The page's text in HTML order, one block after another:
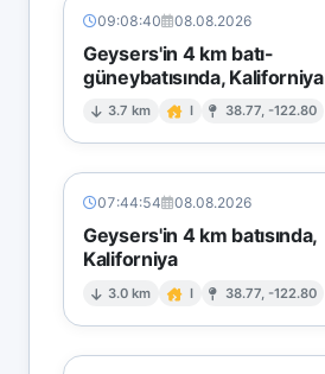
09:08:40 08.08.2026
Geysers'in 4 km batı-
güneybatısında, Kaliforniya
3.7 km I 38.77, -122.80
07:44:54 08.08.2026
Geysers'in 4 km batısında,
Kaliforniya
3.0 km I 38.77, -122.80